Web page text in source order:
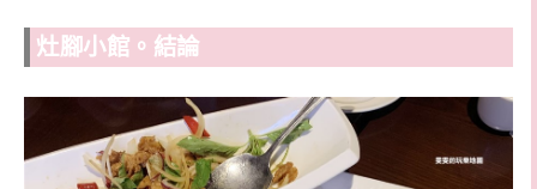
灶腳小館。結論